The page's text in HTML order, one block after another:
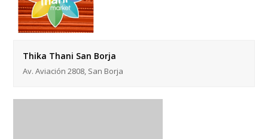
Thika Thani San Borja
Av. Aviación 2808, San Borja